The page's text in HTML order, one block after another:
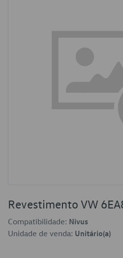
Revestimento VW
Compatibilidade: Nivus
Unidade de venda: Unitário(a)